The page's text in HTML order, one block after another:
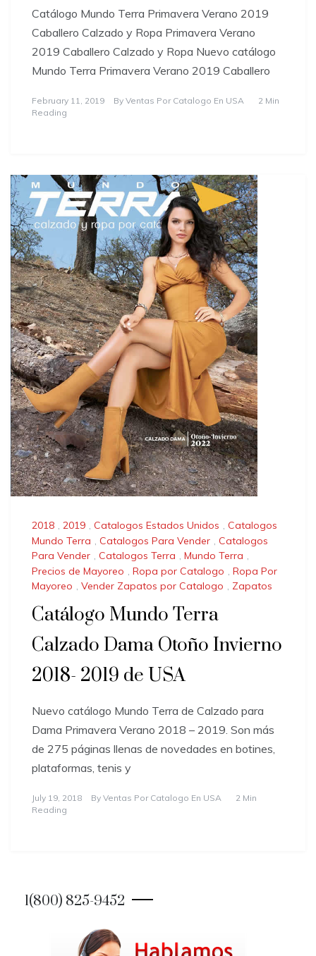
Catálogo Mundo Terra Primavera Verano 2019
Caballero Calzado y Ropa Primavera Verano
2019 Caballero Calzado y Ropa Nuevo catálogo
Mundo Terra Primavera Verano 2019 Caballero
February 11, 2019 By Ventas Por Catalogo En USA
2 Min
Reading
2018 , 2019 , Catalogos Estados Unidos , Catalogos
Mundo Terra , Catalogos Para Vender , Catalogos
Para Vender , Catalogos Terra , Mundo Terra ,
Precios de Mayoreo , Ropa por Catalogo , Ropa Por
Mayoreo , Vender Zapatos por Catalogo , Zapatos
Catálogo Mundo Terra
Calzado Dama Otoño Invierno
2018- 2019 de USA
Nuevo catálogo Mundo Terra de Calzado para
Dama Primavera Verano 2018 – 2019. Son más
de 275 páginas llenas de novedades en botines,
plataformas, tenis y
July 19, 2018 By Ventas Por Catalogo En USA
2 Min
Reading
1(800) 825-9452